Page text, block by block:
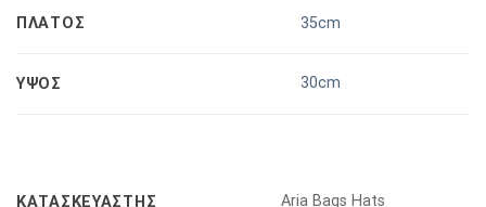
ΠΛΑΤΟΣ 35cm
ΥΨΟΣ 30cm
KΑΤΑΣΚΕΥΑΣΤΉΣ Αria Bags Hats